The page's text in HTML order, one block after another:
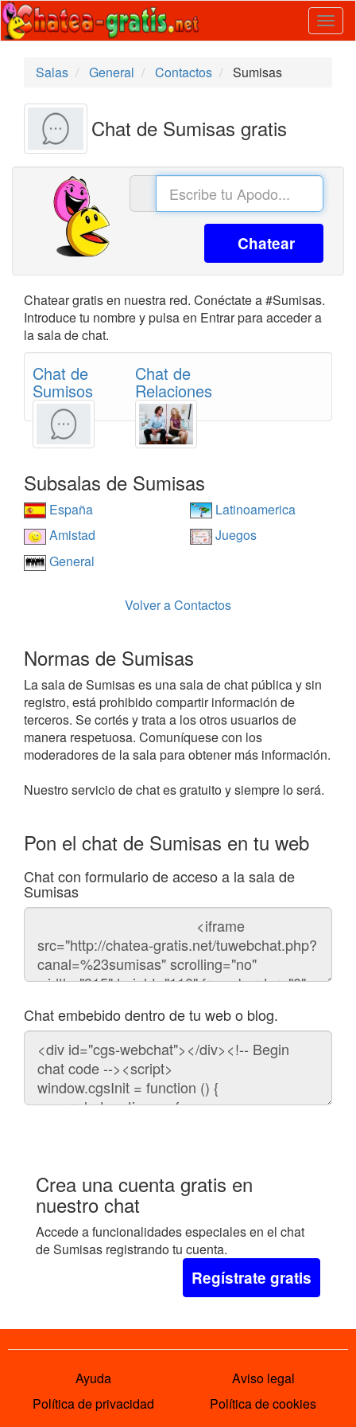
Salas
General Contactos Sumisas
Chat de Sumisas gratis
Chatear
Chatear gratis en nuestra red. Conéctate a #Sumisas.
Introduce tu nombre y pulsa en Entrar para acceder a
la sala de chat.
Chat de
Sumisos
Chat de
Relaciones
Subsalas de Sumisas
España
Latinoamerica
Amistad
Juegos
General
Volver a Contactos
Normas de Sumisas
La sala de Sumisas es una sala de chat pública y sin
registro, está prohibido compartir información de
terceros. Se cortés y trata a los otros usuarios de
manera respetuosa. Comuníquese con los
moderadores de la sala para obtener más información.
Nuestro servicio de chat es gratuito y siempre lo será.
Pon el chat de Sumisas en tu web
Chat con formulario de acceso a la sala de
Sumisas
Código
chat
Chat embebido dentro de tu web o blog.
Código
para
embeber
chat
Crea una cuenta gratis en
nuestro chat
Accede a funcionalidades especiales en el chat
de Sumisas registrando tu cuenta.
Regístrate gratis
Ayuda
Aviso legal
Política de privacidad
Política de cookies